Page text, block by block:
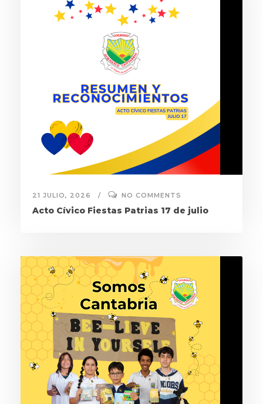
21 JULIO, 2026 NO COMMENTS
Acto Cívico Fiestas Patrias 17 de julio